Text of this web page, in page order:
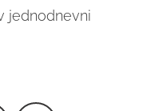
jednodnevni